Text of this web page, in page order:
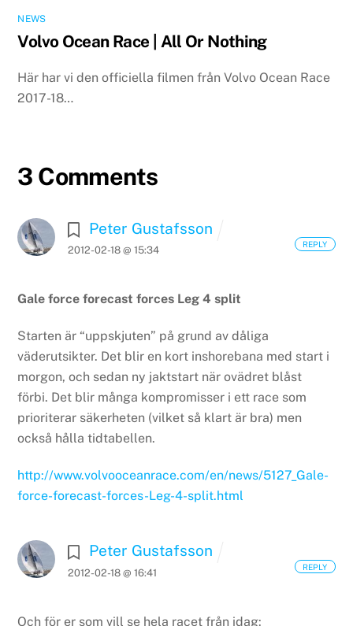
NEWS
Volvo Ocean Race | All Or Nothing
Här har vi den officiella filmen från Volvo Ocean Race
2017-18…
3 Comments
Peter Gustafsson
2012-02-18 @ 15:34
Gale force forecast forces Leg 4 split
Starten är “uppskjuten” på grund av dåliga
väderutsikter. Det blir en kort inshorebana med start i
morgon, och sedan ny jaktstart när ovädret blåst
förbi. Det blir många kompromisser i ett race som
prioriterar säkerheten (vilket så klart är bra) men
också hålla tidtabellen.
http://www.volvooceanrace.com/en/news/5127_Gale-
force-forecast-forces-Leg-4-split.html
REPLY
Peter Gustafsson
2012-02-18 @ 16:41
Och för er som vill se hela racet från idag:
REPLY